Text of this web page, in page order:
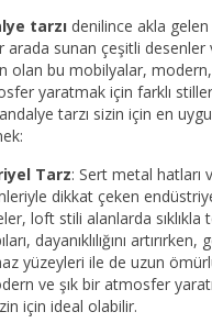
tarzı denilince akla
arada sunan çeşitli
olan bu mobilyalar,
yaratmak için farklı
tarzı sizin için en
Tarz: Sert metal hatları
dikkat çeken
loft stili alanlarda sıklıkla
dayanıklılığını artırırken,
yüzeyleri ile de uzun
ve şık bir atmosfer
için ideal olabilir.